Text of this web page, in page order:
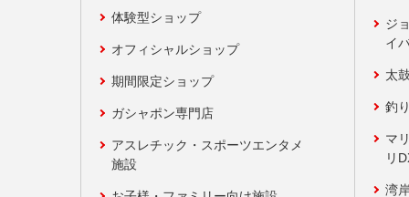
体験型ショップ
オフィシャルショップ
期間限定ショップ
ガシャポン専門店
アスレチック・スポーツエンタメ
施設
ジ
イ
太
釣
マ
リ
湾